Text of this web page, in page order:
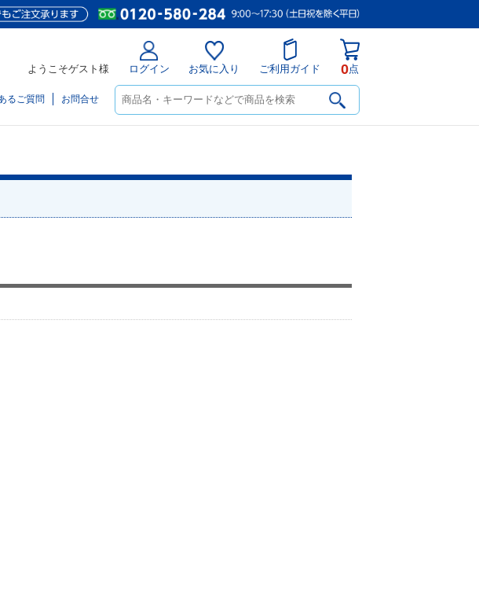
ようこそゲスト様 ログイン お気に入り ご利用ガイド 0点
るご質問 お問合せ